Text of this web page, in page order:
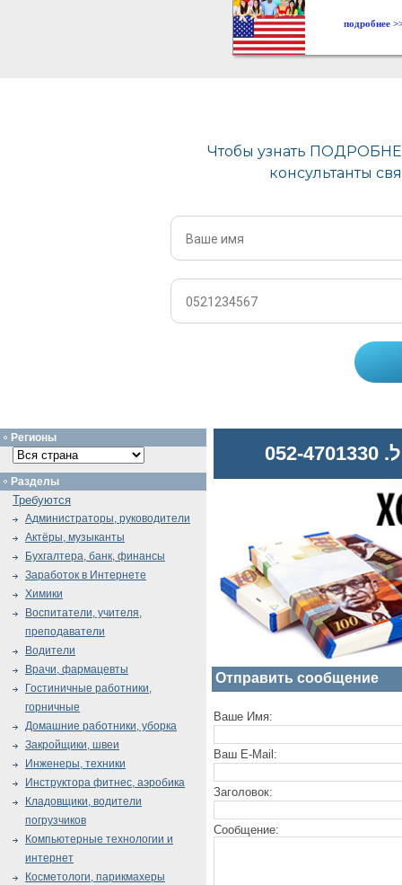
подробнее
Отправить сообщение
Ваше Имя:
Ваш E-Mail:
Заголовок:
Сообщение:
Регионы
Разделы
Требуются
Администраторы, руководители
Актёры, музыканты
Бухгалтера, банк, финансы
Заработок в Интернете
Химики
Воспитатели, учителя,
преподаватели
Водители
Врачи, фармацевты
Гостиничные работники,
горничные
Домашние работники, уборка
Закройщики, швеи
Инженеры, техники
Инструктора фитнес, аэробика
Кладовщики, водители
погрузчиков
Компьютерные технологии и
интернет
Косметологи, парикмахеры